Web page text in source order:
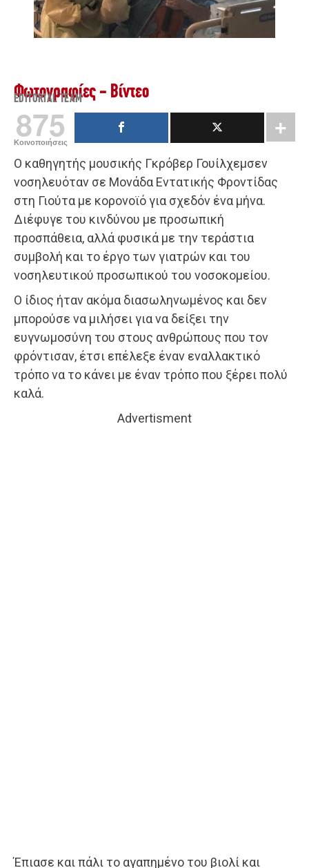
Φωτογραφίες - Βίντεο
EDITORIAL TEAM
875
Κοινοποιήσεις
Ο καθηγητής μουσικής Γκρόβερ Γουίλχεμσεν
νοσηλευόταν σε Μονάδα Εντατικής Φροντίδας
στη Γιούτα με κορονοϊό για σχεδόν ένα μήνα.
Διέφυγε του κινδύνου με προσωπική
προσπάθεια, αλλά φυσικά με την τεράστια
συμβολή και το έργο των γιατρών και του
νοσηλευτικού προσωπικού του νοσοκομείου.
Ο ίδιος ήταν ακόμα διασωληνωμένος και δεν
μπορούσε να μιλήσει για να δείξει την
ευγνωμοσύνη του στους ανθρώπους που τον
φρόντισαν, έτσι επέλεξε έναν εναλλακτικό
τρόπο να το κάνει με έναν τρόπο που ξέρει πολύ
καλά.
Advertisment
Έπιασε και πάλι το αγαπημένο του βιολί και